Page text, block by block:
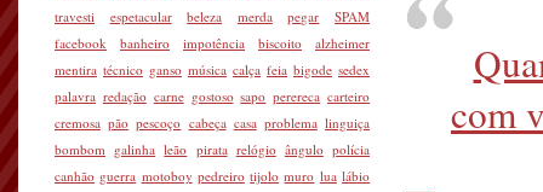
com
travesti
espetacular beleza merda pegar
SPAM
facebook
banheiro impotência biscoito
alzheimer
mentira técnico ganso música calça feia bigode sedex
palavra redação carne gostoso sapo perereca carteiro
cremosa pão pescoço cabeça casa problema linguiça
bombom galinha leão pirata relógio ângulo polícia
canhão guerra motoboy pedreiro tijolo muro lua lábio